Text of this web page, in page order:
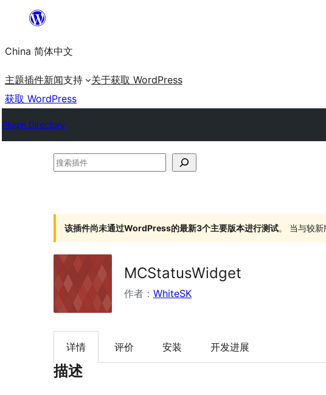
内
容
China 简体中文
主题插件新闻支持 关于获取 WordPress
获取 WordPress
Plugin Directory
搜
件
该插件尚未通过WordPress的最新3个主要版本进行测试。 当与较
MCStatusWidget
作者： WhiteSK
详情 评价 安装 开发进展
描述